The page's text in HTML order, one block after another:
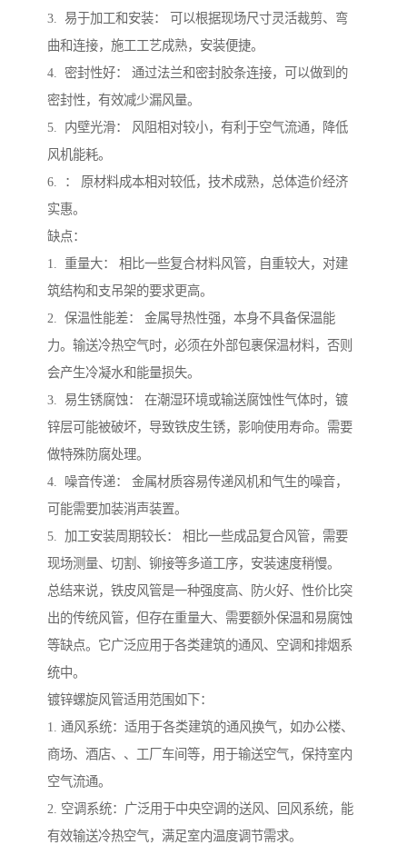
3. 易于加工和安装： 可以根据现场尺寸灵活裁剪、弯
曲和连接，施工工艺成熟，安装便捷。
4. 密封性好： 通过法兰和密封胶条连接，可以做到的
密封性，有效减少漏风量。
5. 内壁光滑： 风阻相对较小，有利于空气流通，降低
风机能耗。
6. ： 原材料成本相对较低，技术成熟，总体造价经济
实惠。
缺点：
1. 重量大： 相比一些复合材料风管，自重较大，对建
筑结构和支吊架的要求更高。
2. 保温性能差： 金属导热性强，本身不具备保温能
力。输送冷热空气时，必须在外部包裹保温材料，否则
会产生冷凝水和能量损失。
3. 易生锈腐蚀： 在潮湿环境或输送腐蚀性气体时，镀
锌层可能被破坏，导致铁皮生锈，影响使用寿命。需要
做特殊防腐处理。
4. 噪音传递： 金属材质容易传递风机和气生的噪音，
可能需要加装消声装置。
5. 加工安装周期较长： 相比一些成品复合风管，需要
现场测量、切割、铆接等多道工序，安装速度稍慢。
总结来说，铁皮风管是一种强度高、防火好、性价比突
出的传统风管，但存在重量大、需要额外保温和易腐蚀
等缺点。它广泛应用于各类建筑的通风、空调和排烟系
统中。
镀锌螺旋风管适用范围如下：
1. 通风系统：适用于各类建筑的通风换气，如办公楼、
商场、酒店、、工厂车间等，用于输送空气，保持室内
空气流通。
2. 空调系统：广泛用于中央空调的送风、回风系统，能
有效输送冷热空气，满足室内温度调节需求。